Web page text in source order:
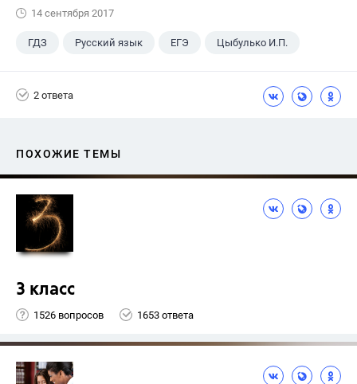
14 сентября 2017
ГДЗ Русский язык ЕГЭ Цыбулько И.П.
2 ответа
ПОХОЖИЕ ТЕМЫ
3 класс
1526 вопросов 1653 ответа